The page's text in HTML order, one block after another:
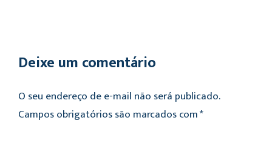
Deixe um comentário
O seu endereço de e-mail não será publicado.
Campos obrigatórios são marcados com*